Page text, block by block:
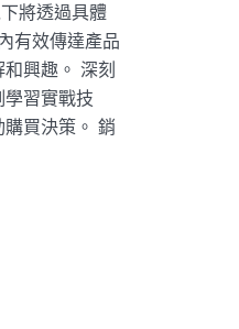
將透過具體
有效傳達產品
興趣。 深刻
習實戰技
買決策。 銷